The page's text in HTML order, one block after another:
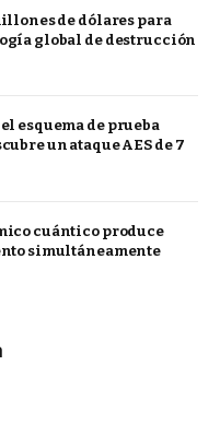
de dólares para
global de destrucción
esquema de prueba
un ataque AES de 7
cuántico produce
simultáneamente